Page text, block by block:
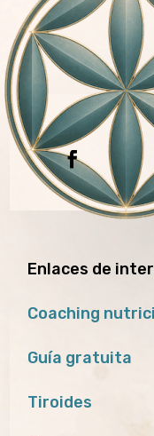
Enlaces de
Coaching
Guía gratuita
Tiroides